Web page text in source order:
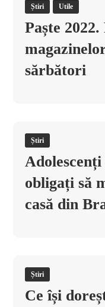
Știri Utile
Paște
sărbători
Știri
obligați să
casă din
Știri
Ce își